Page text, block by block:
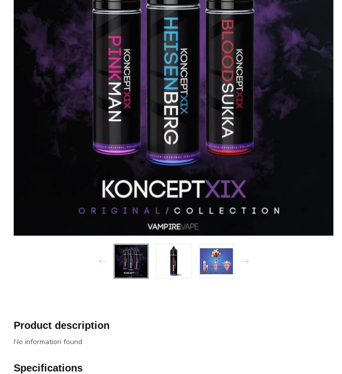
Product description
No information found
Specifications